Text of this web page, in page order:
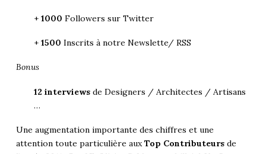
+ 1000 Followers sur Twitter
+ 1500 Inscrits à notre Newslette/ RSS
Bonus
12 interviewsde Designers / Architectes / Artisans
…
Une augmentation importante des chiffres et une
attention toute particulière auxTop Contributeursde